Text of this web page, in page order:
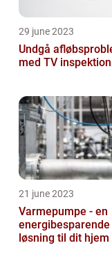
29 june 2023
Undgå
med TV inspektion
21 june 2023
Varmepumpe - en
energibesparende
løsning til dit